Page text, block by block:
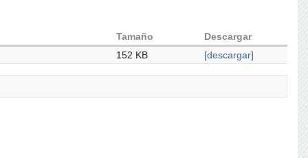
Tamaño
Descargar
152 KB
[descargar]